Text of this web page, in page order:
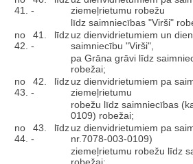
41. -
ziemeļrietumu robežu
līdz saimniecības "Virši"
no 41. līdz
42. -
uz dienvidrietumiem un
saimniecību "Virši",
pa Grāna grāvi līdz
robežai;
no 42. līdz
43. -
uz dienvidrietumiem pa
ziemeļrietumu
robežu līdz saimniecības
0109) robežai;
no 43. līdz
44. -
uz dienvidrietumiem pa
nr.7078-003-0109)
ziemeļrietumu robežu līdz